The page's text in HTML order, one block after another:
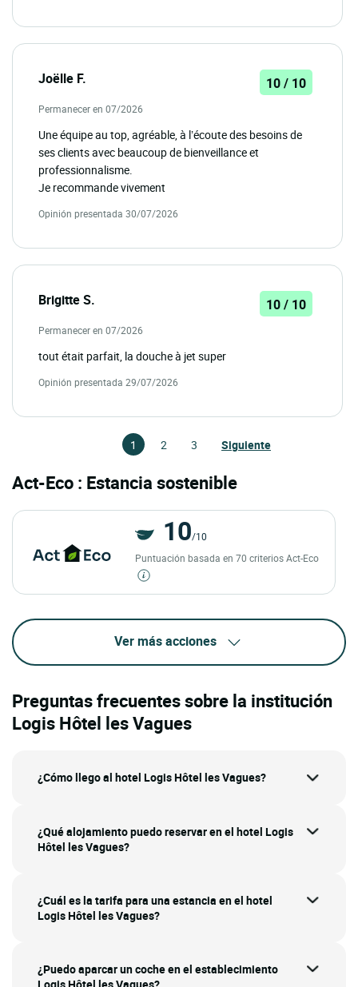
Joëlle F. 10 / 10
Permanecer en 07/2026
Une équipe au top, agréable, à l’écoute des besoins de
ses clients avec beaucoup de bienveillance et
professionnalisme.
Je recommande vivement
Opinión presentada 30/07/2026
Brigitte S. 10 / 10
Permanecer en 07/2026
tout était parfait, la douche à jet super
Opinión presentada 29/07/2026
1 2 3 Siguiente
Act-Eco : Estancia sostenible
10/10
Puntuación basada en 70 criterios Act-Eco
Ver más acciones
Preguntas frecuentes sobre la institución
Logis Hôtel les Vagues
¿Cómo llego al hotel Logis Hôtel les Vagues?
¿Qué alojamiento puedo reservar en el hotel Logis
Hôtel les Vagues?
¿Cuál es la tarifa para una estancia en el hotel
Logis Hôtel les Vagues?
¿Puedo aparcar un coche en el establecimiento
Logis Hôtel les Vagues?